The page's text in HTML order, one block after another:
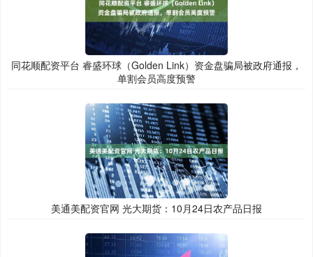
同花顺配资平台 睿盛环球（Golden Link）资金盘骗局被政府通报，
单割会员高度预警
美通美配资官网 光大期货：10月24日农产品日报